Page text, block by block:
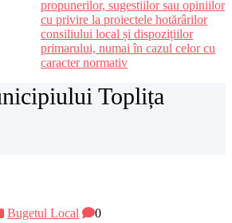
propunerilor, sugestiilor sau opiniilor
cu privire la proiectele hotărârilor
consiliului local și dispozițiilor
primarului, numai în cazul celor cu
caracter normativ
Toplița
Bugetul Local 0